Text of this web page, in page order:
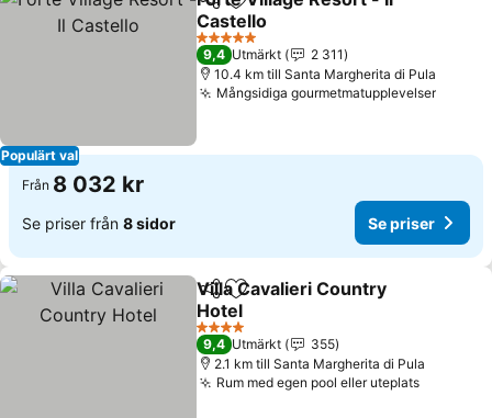
Populärt val
Dela Lägg till i Mina Favoriter
Castello
Se priser
5 Stjärnor
9,4 Utmärkt
2 311
10.4 km till Santa Margherita di Pula
Mångsidiga gourmetmatupplevelserSe
Från 8 032 kr
Se priser från 8 sidor Se priser
Dela Lägg till i Mina Favoriter
Villa Cavalieri Country
Hotel
Se priser
4 Stjärnor
9,4 Utmärkt
355
2.1 km till Santa Margherita di Pula
Rum med egen pool eller uteplatsSe priser